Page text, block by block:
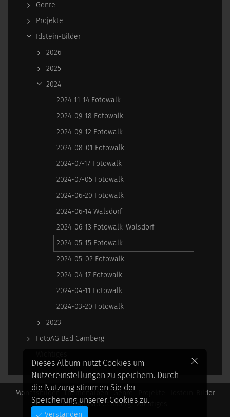
Genre
Projekte
Idstein-Bilder
2026
2025
2024
2024-11-14 Fotowalk
2024-09-18 Fotowalk
2024-09-12 Fotowalk
2024-08-01 Fotowalk
2024-07-17 Fotowalk
2024-07-05 Fotowalk
2024-06-20 Fotowalk
2024-06-14 Walsdorf
2024-06-13 Fotowalk-Walsdorf
2024-05-15 Fotowalk
2024-05-02 Fotowalk
2024-04-17 Fotowalk
2024-04-11 Fotowalk
2024-03-20 Fotowalk
2023
FotoAG Bad Camberg
Monatsbilder Themenalben Genre
Idstein-Bilder
FotoAG Bad Camberg Wichtiges
Dieses Album nutzt Cookies um
Nutzereinstellungen zu speichern. Durch
die Nutzung stimmen Sie der
Speicherung unserer Cookies zu.
Verstanden